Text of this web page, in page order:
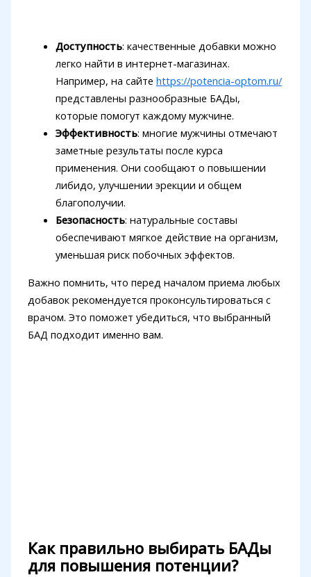
Доступность: качественные добавки можно
легко найти в интернет-магазинах.
Например, на сайте https://potencia-optom.ru/
представлены разнообразные БАДы,
которые помогут каждому мужчине.
Эффективность: многие мужчины отмечают
заметные результаты после курса
применения. Они сообщают о повышении
либидо, улучшении эрекции и общем
благополучии.
Безопасность: натуральные составы
обеспечивают мягкое действие на организм,
уменьшая риск побочных эффектов.
Важно помнить, что перед началом приема любых
добавок рекомендуется проконсультироваться с
врачом. Это поможет убедиться, что выбранный
БАД подходит именно вам.
Как правильно выбирать БАДы
для повышения потенции?